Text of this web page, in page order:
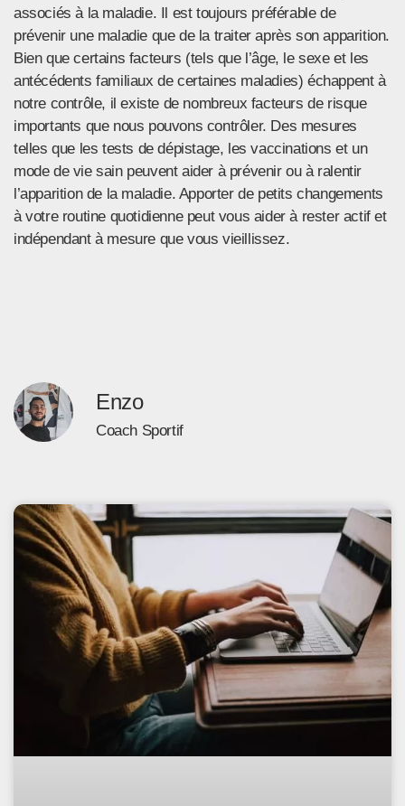
associés à la maladie. Il est toujours préférable de
prévenir une maladie que de la traiter après son apparition.
Bien que certains facteurs (tels que l’âge, le sexe et les
antécédents familiaux de certaines maladies) échappent à
notre contrôle, il existe de nombreux facteurs de risque
importants que nous pouvons contrôler. Des mesures
telles que les tests de dépistage, les vaccinations et un
mode de vie sain peuvent aider à prévenir ou à ralentir
l’apparition de la maladie. Apporter de petits changements
à votre routine quotidienne peut vous aider à rester actif et
indépendant à mesure que vous vieillissez.
Enzo
Coach Sportif